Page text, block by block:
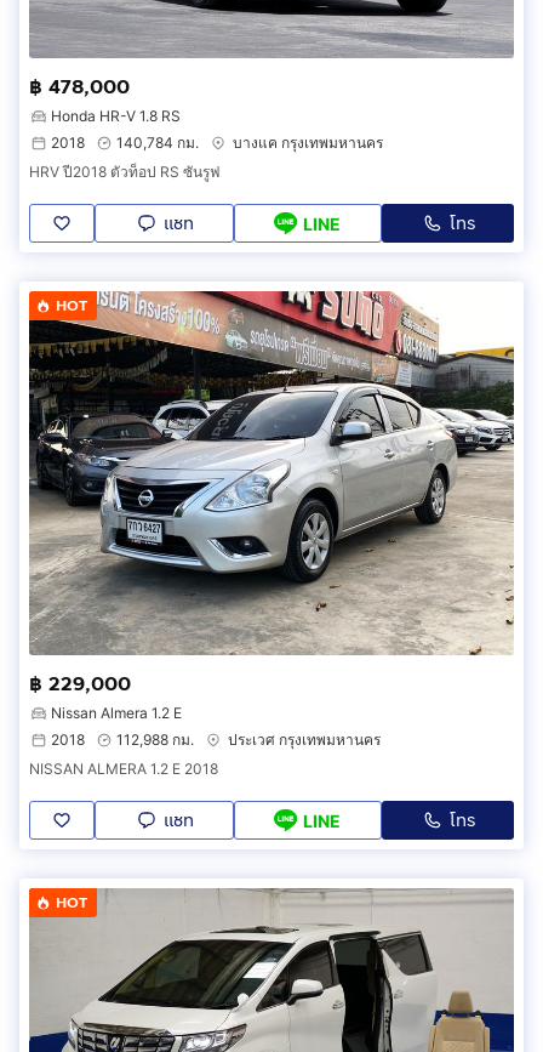
฿ 478,000
Honda HR-V 1.8 RS
2018
140,784 กม.
บางแค กรุงเทพมหานคร
HRV ปี2018 ตัวท็อป RS ซันรูฟ
แชท LINE โทร
HOT
฿ 229,000
Nissan Almera 1.2 E
2018
112,988 กม.
ประเวศ กรุงเทพมหานคร
NISSAN ALMERA 1.2 E 2018
แชท LINE โทร
HOT